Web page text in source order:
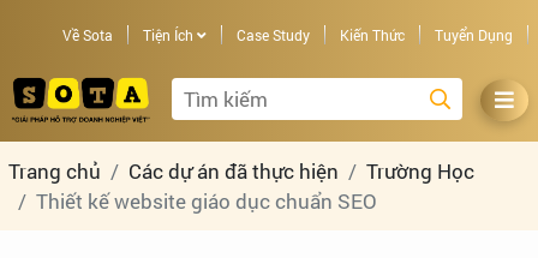
Về Sota Tiện Ích Case Study Kiến Thức Tuyển Dụng
Trang chủ Các dự án đã thực hiện
Trường Học
Thiết kế website giáo dục chuẩn SEO